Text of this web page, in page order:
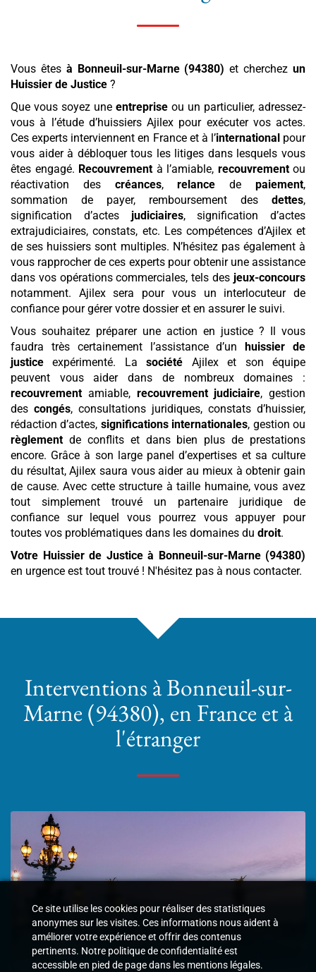
Vous êtes à Bonneuil-sur-Marne (94380) et cherchez un
Huissier de Justice ?
Que vous soyez une entreprise ou un particulier, adressez-
vous à l’étude d’huissiers Ajilex pour exécuter vos actes.
Ces experts interviennent en France et à l’international pour
vous aider à débloquer tous les litiges dans lesquels vous
êtes engagé. Recouvrement à l’amiable, recouvrementou
réactivation des créances,relance depaiement,
sommation de payer, remboursement des dettes,
signification d’actes judiciaires, signification d’actes
extrajudiciaires, constats, etc. Les compétences d’Ajilex et
de ses huissiers sont multiples. N’hésitez pas également à
vous rapprocher de ces experts pour obtenir une assistance
dans vos opérations commerciales, tels des jeux-concours
notamment. Ajilex sera pour vous un interlocuteur de
confiance pour gérer votre dossier et en assurer le suivi.
Vous souhaitez préparer une action en justice ? Il vous
faudra très certainement l’assistance d’un
huissier de
justice expérimenté. Lasociété Ajilex et son équipe
peuvent vous aider dans de nombreux domaines :
recouvrement amiable, recouvrement judiciaire, gestion
des congés, consultations juridiques, constats d’huissier,
rédaction d’actes, significations internationales, gestion ou
règlement de conflits et dans bien plus de prestations
encore. Grâce à son large panel d’expertises et sa culture
du résultat, Ajilex saura vous aider au mieux à obtenir gain
de cause. Avec cette structure à taille humaine, vous avez
tout simplement trouvé un partenaire juridique de
confiance sur lequel vous pourrez vous appuyer pour
toutes vos problématiques dans les domaines du droit.
Votre Huissier de Justice à Bonneuil-sur-Marne (94380)
en urgence est tout trouvé ! N'hésitez pas à nous contacter.
Interventions à Bonneuil-sur-
Marne (94380), en France et à
l'étranger
Ce site utilise les cookies pour réaliser des statistiques
anonymes sur les visites. Ces informations nous aident à
améliorer votre expérience et offrir des contenus
pertinents. Notre politique de confidentialité est
accessible en pied de page dans les mentions légales.